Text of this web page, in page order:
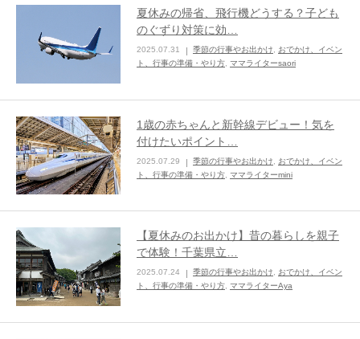
夏休みの帰省、飛行機どうする？子ども
のぐずり対策に効…
2025.07.31 季節の行事やお出かけ
おでかけ、イベン
ト、行事の準備・やり方 ママライターsaori
1歳の赤ちゃんと新幹線デビュー！気を
付けたいポイント…
2025.07.29 季節の行事やお出かけ
おでかけ、イベン
ト、行事の準備・やり方 ママライターmini
【夏休みのお出かけ】昔の暮らしを親子
で体験！千葉県立…
2025.07.24 季節の行事やお出かけ
おでかけ、イベン
ト、行事の準備・やり方 ママライターAya